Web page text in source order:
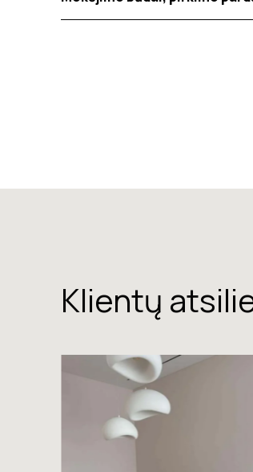
Klientų